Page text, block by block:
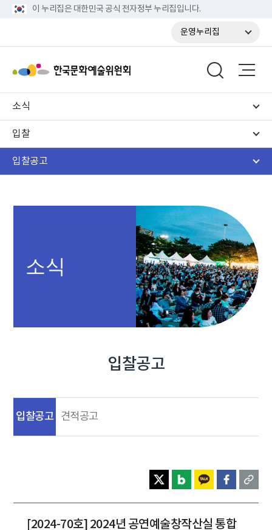
이 누리집은 대한민국 공식 전자정부 누리집입니다.
운영누리집
소식
입찰
입찰공고
소식
입찰공고
입찰공고 견적공고
[2024-70호] 2024년 공연예술창작산실 통합